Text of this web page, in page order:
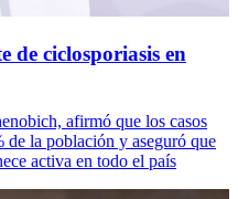
de ciclosporiasis en
afirmó que los casos
de la población y aseguró que
activa en todo el país